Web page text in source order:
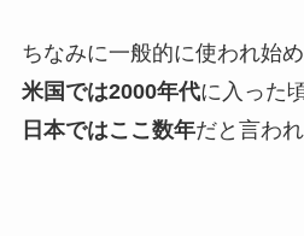
ちなみに一般的に使われ始
米国では2000年代に入った頃
日本ではここ数年だと言わ